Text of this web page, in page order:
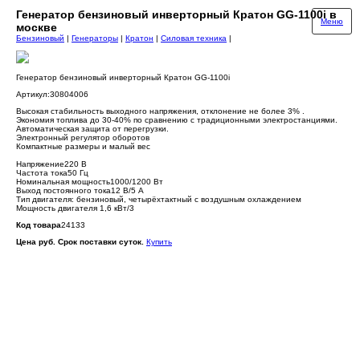
Генератор бензиновый инверторный Кратон GG-1100i в
москве
Меню
Бензиновый | Генераторы | Кратон | Силовая техника |
Генератор бензиновый инверторный Кратон GG-1100i
Артикул:30804006
Высокая стабильность выходного напряжения, отклонение не более 3% .
Экономия топлива до 30-40% по сравнению с традиционными электростанциями.
Автоматическая защита от перегрузки.
Электронный регулятор оборотов
Компактные размеры и малый вес
Напряжение220 В
Частота тока50 Гц
Номинальная мощность1000/1200 Вт
Выход постоянного тока12 В/5 А
Тип двигателя: бензиновый, четырёхтактный с воздушным охлаждением
Мощность двигателя 1,6 кВт/3
Код товара24133
Цена руб. Срок поставки суток. Купить